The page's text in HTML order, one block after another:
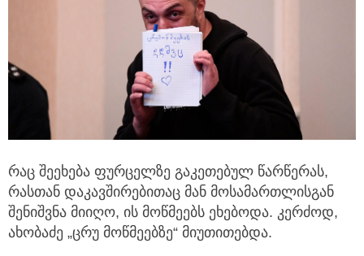
რაც შეეხება ფურცელზე გაკეთებულ წარწერას,
რასთან დაკავშირებითაც მან მოსამართლისგან
შენიშვნა მიიღო, ის მოწმეებს ეხებოდა. კერძოდ,
ახობაძე „ცრუ მოწმეებზე“ მიუთითებდა.